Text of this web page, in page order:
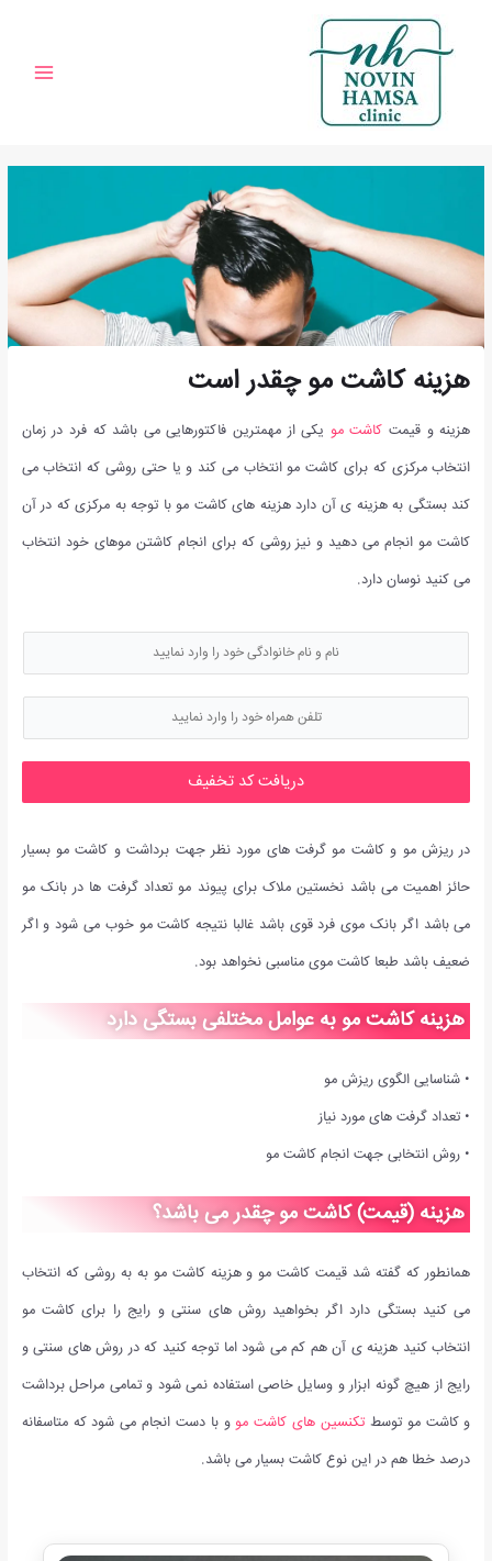
هزینه کاشت مو چقدر است
هزینه و قیمت کاشت مویکی از مهمترین فاکتورهایی می باشد که فرد در زمان
انتخاب مرکزی که برای کاشت مو انتخاب می کند و یا حتی روشی که انتخاب می
کند بستگی به هزینه ی آن دارد هزینه های کاشت مو با توجه به مرکزی که در آن
کاشت مو انجام می دهید و نیز روشی که برای انجام کاشتن موهای خود انتخاب
می کنید نوسان دارد.
دریافت کد تخفیف
در ریزش مو و کاشت مو گرفت های مورد نظر جهت برداشت و کاشت مو بسیار
حائز اهمیت می باشد نخستین ملاک برای پیوند مو تعداد گرفت ها در بانک مو
می باشد اگر بانک موی فرد قوی باشد غالبا نتیجه کاشت مو خوب می شود و اگر
ضعیف باشد طبعا کاشت موی مناسبی نخواهد بود.
هزینه کاشت مو به عوامل مختلفی بستگی دارد
• شناسایی الگوی ریزش مو
• تعداد گرفت های مورد نیاز
• روش انتخابی جهت انجام کاشت مو
هزینه (قیمت) کاشت مو چقدر می باشد؟
همانطور که گفته شد قیمت کاشت مو و هزینه کاشت مو به به روشی که انتخاب
می کنید بستگی دارد اگر بخواهید روش های سنتی و رایج را برای کاشت مو
انتخاب کنید هزینه ی آن هم کم می شود اما توجه کنید که در روش های سنتی و
رایج از هیچ گونه ابزار و وسایل خاصی استفاده نمی شود و تمامی مراحل برداشت
و کاشت مو توسط تکنسین های کاشت موو با دست انجام می شود که متاسفانه
درصد خطا هم در این نوع کاشت بسیار می باشد.
نوشته